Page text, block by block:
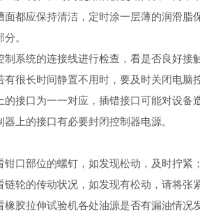
都应保持清洁，定时涂一层薄的润滑脂
。
统的连接线进行检查，看是否良好接
很长时间静置不用时，要及时关闭电脑
接口为一一对应，插错接口可能对设备
的接口有必要封闭控制器电源。
口部位的螺钉，如发现松动，及时拧紧
轮的传动状况，如发现有松动，请将张
拉伸试验机各处油源是否有漏油情况